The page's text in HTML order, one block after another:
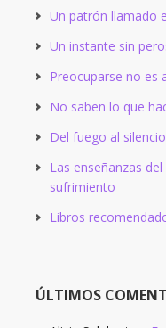
Un patrón llamado
Un instante sin
Preocuparse no es
No saben lo que
Del fuego al silencio
Las enseñanzas
sufrimiento
Libros
ÚLTIMOS